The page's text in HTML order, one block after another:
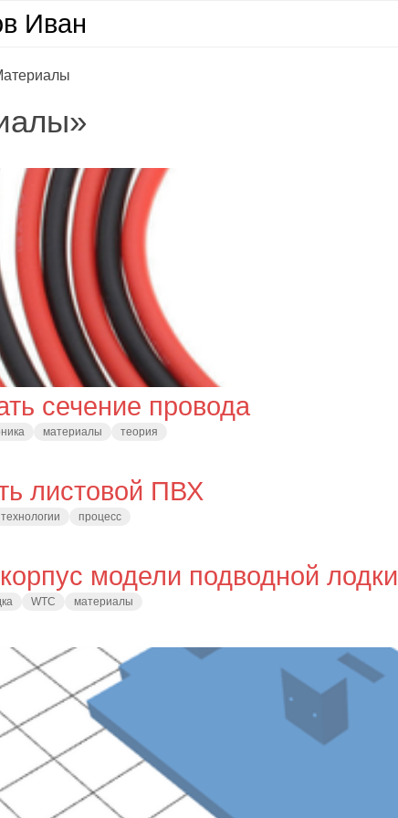
Иван
сечение провода
материалы теория
листовой ПВХ
технологии процесс
модели подводной лодки
WTC материалы